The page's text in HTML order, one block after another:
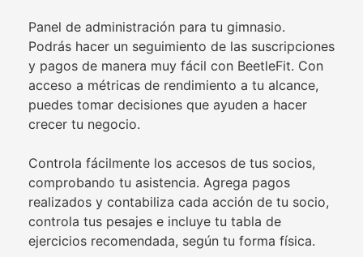
Panel de administración para tu gimnasio.
Podrás hacer un seguimiento de las suscripciones
y pagos de manera muy fácil con BeetleFit. Con
acceso a métricas de rendimiento a tu alcance,
puedes tomar decisiones que ayuden a hacer
crecer tu negocio.
Controla fácilmente los accesos de tus socios,
comprobando tu asistencia. Agrega pagos
realizados y contabiliza cada acción de tu socio,
controla tus pesajes e incluye tu tabla de
ejercicios recomendada, según tu forma física.